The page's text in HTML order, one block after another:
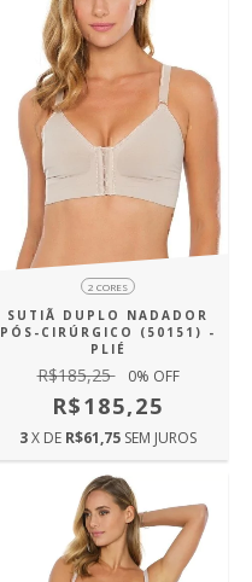
2 CORES
SUTIÃ DUPLO NADADOR
PÓS-CIRÚRGICO (50151) -
PLIÉ
R$185,25 0% OFF
R$185,25
3X DE R$61,75 SEM JUROS